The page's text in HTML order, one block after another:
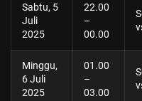
Sabtu, 5
Juli
2025
22.00
–
00.00
Minggu,
6 Juli
2025
01.00
–
03.00